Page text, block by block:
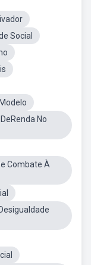
Social
No
Combate À